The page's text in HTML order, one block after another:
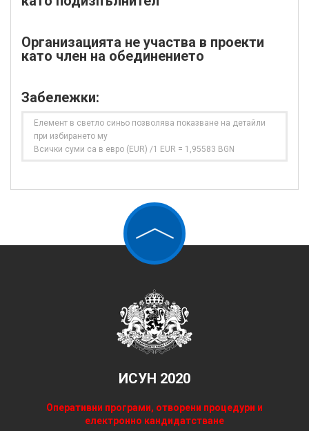
Организацията не участва в проекти
като член на обединението
Забележки:
Елемент в светло синьо позволява показване на детайли
при избирането му
Всички суми са в евро (EUR) /1 EUR = 1,95583 BGN
ИСУН 2020
Оперативни програми, отворени процедури и
електронно кандидатстване